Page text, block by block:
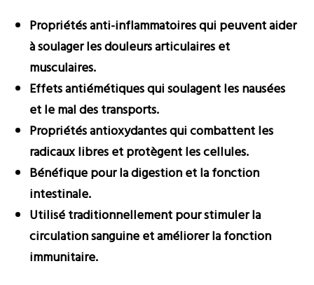
Propriétés anti-inflammatoires qui peuvent aider
à soulager les douleurs articulaires et
musculaires.
Effets antiémétiques qui soulagent les nausées
et le mal des transports.
Propriétés antioxydantes qui combattent les
radicaux libres et protègent les cellules.
Bénéfique pour la digestion et la fonction
intestinale.
Utilisé traditionnellement pour stimuler la
circulation sanguine et améliorer la fonction
immunitaire.